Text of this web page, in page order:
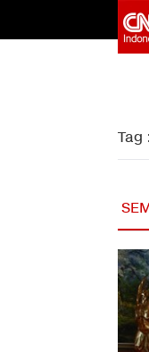
Tag